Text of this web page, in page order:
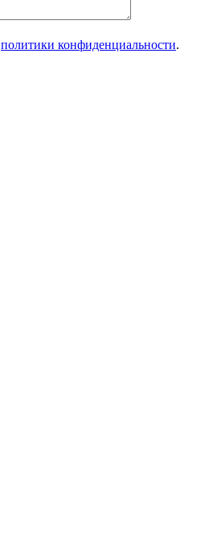
политики конфиденциальности.